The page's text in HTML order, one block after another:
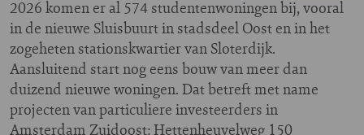
2026 komen er al 574 studentenwoningen bij, vooral
in de nieuwe Sluisbuurt in stadsdeel Oost en in het
zogeheten stationskwartier van Sloterdijk.
Aansluitend start nog eens bouw van meer dan
duizend nieuwe woningen. Dat betreft met name
projecten van particuliere investeerders in
Amsterdam Zuidoost: Hettenheuvelweg 150